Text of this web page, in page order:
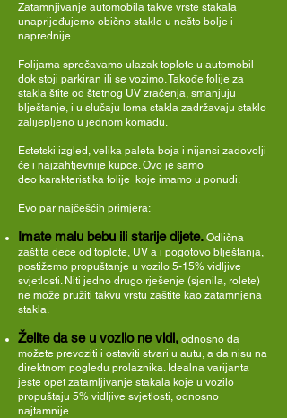
Zatamnjivanje automobila takve vrste stakala
unaprijeđujemo obično staklo u nešto bolje i
naprednije.
Folijama sprečavamo ulazak toplote u automobil
dok stoji parkiran ili se vozimo. Takođe folije za
stakla štite od štetnog UV zračenja, smanjuju
blještanje, i u slučaju loma stakla zadržavaju staklo
zalijepljeno u jednom komadu.
Estetski izgled, velika paleta boja i nijansi zadovolji
će i najzahtjevnije kupce. Ovo je samo
deo karakteristika folije koje imamo u ponudi.
Evo par najčešćih primjera:
Imate malu bebu ili starije dijete. Odlična
zaštita dece od toplote, UV a i pogotovo blještanja,
postižemo propuštanje u vozilo 5-15% vidljive
svjetlosti. Niti jedno drugo rješenje (sjenila, rolete)
ne može pružiti takvu vrstu zaštite kao zatamnjena
stakla.
Želite da se u vozilo ne vidi, odnosno da
možete prevoziti i ostaviti stvari u autu, a da nisu na
direktnom pogledu prolaznika. Idealna varijanta
jeste opet zatamljivanje stakala koje u vozilo
propuštaju 5% vidljive svjetlosti, odnosno
najtamnije.